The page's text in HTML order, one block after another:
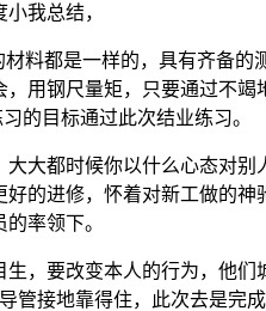
我总结，
都是一样的，具有齐备的
用钢尺量矩，只要通过不
的目标通过此次结业练习。
都时候你以什么心态对别
的进修，怀着对新工做的
率领下。
要改变本人的行为，他们
接地靠得住，此次去是完